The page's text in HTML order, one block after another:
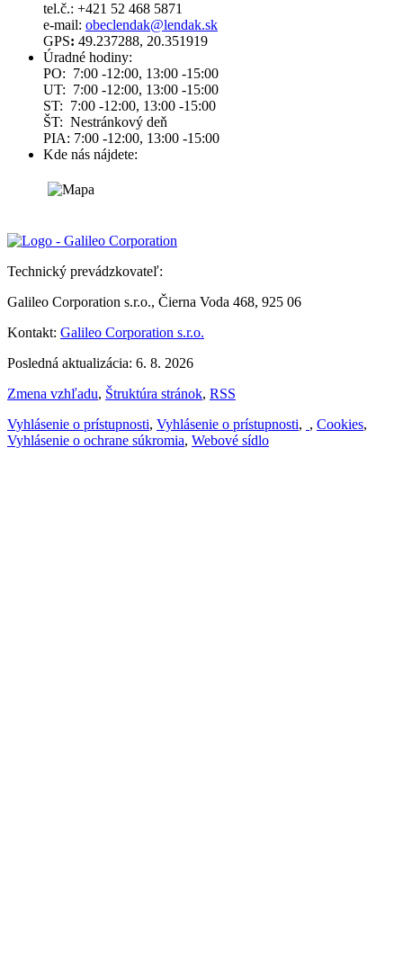
tel.č.: +421 52 468 5871
e-mail: obeclendak@lendak.sk
GPS: 49.237288, 20.351919
Úradné hodiny:
PO: 7:00 -12:00, 13:00 -15:00
UT: 7:00 -12:00, 13:00 -15:00
ST: 7:00 -12:00, 13:00 -15:00
ŠT: Nestránkový deň
PIA: 7:00 -12:00, 13:00 -15:00
Kde nás nájdete:
Technický prevádzkovateľ:
Galileo Corporation s.r.o., Čierna Voda 468, 925 06
Kontakt: Galileo Corporation s.r.o.
Posledná aktualizácia: 6. 8. 2026
Zmena vzhľadu, Štruktúra stránok, RSS
Vyhlásenie o prístupnosti, Vyhlásenie o prístupnosti, , Cookies,
Vyhlásenie o ochrane súkromia, Webové sídlo